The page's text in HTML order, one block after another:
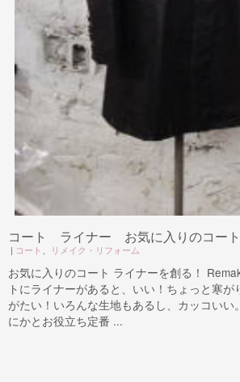
コート ライナー お気に入りのコート
| コート 、 リメイク・リフォーム
お気に入りのコート ライナーを創る！
トにライナーがあると、いい！ちょっと寒が
がたい！いろんな生地もあるし、カッコいい
にかとお役立ち定番 ...